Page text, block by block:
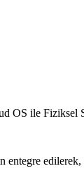
OS ile Fiziksel